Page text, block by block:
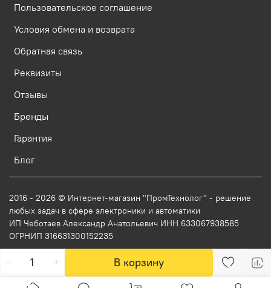
В корзину
Пользовательское соглашение
Условия обмена и возврата
Обратная связь
Реквизиты
Отзывы
Бренды
Гарантия
Блог
2016 - 2026 © Интернет-магазин "ПромТехнолог" - решение
любых задач в сфере электроники и автоматики
ИП Чеботаев Александр Анатольевич ИНН 633067938585
ОГРНИП 316631300152235